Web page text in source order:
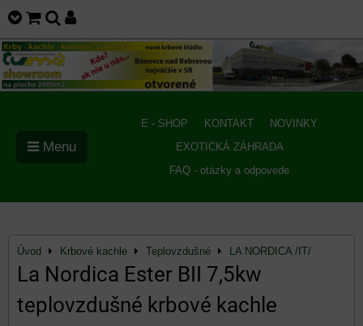
E - SHOP KONTAKT
NOVINKY
EXOTICKÁ ZÁHRADA
FAQ - otázky a odpovede
Menu
Úvod Krbové kachle Teplovzdušné LA NORDICA /IT/
La Nordica Ester BII 7,5kw
teplovzdušné krbové kachle